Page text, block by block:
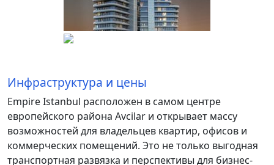
Инфраструктура и цены
Empire Istanbul расположен в самом центре
европейского района Avcilar и открывает массу
возможностей для владельцев квартир, офисов и
коммерческих помещений. Это не только выгодная
транспортная развязка и перспективы для бизнес-